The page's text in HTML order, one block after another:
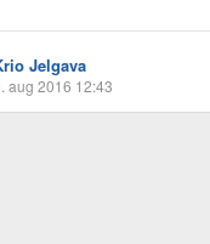
Jelgava
aug 2016 12:43